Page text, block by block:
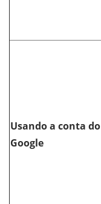
Usando a conta do
Google